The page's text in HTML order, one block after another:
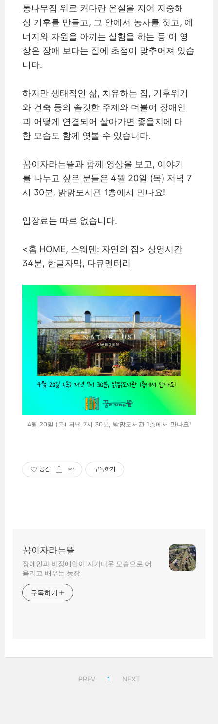
통나무집 위로 커다란 온실을 지어 지중해
성 기후를 만들고, 그 안에서 농사를 짓고, 에
너지와 자원을 아끼는 실험을 하는 등 이 영
상은 장애 보다는 집에 초점이 맞추어져 있습
니다.
하지만 생태적인 삶, 치유하는 집, 기후위기
와 건축 등의 솔깃한 주제와 더불어 장애인
과 어떻게 연결되어 살아가면 좋을지에 대
한 모습도 함께 엿볼 수 있습니다.
꿈이자라는뜰과 함께 영상을 보고, 이야기
를 나누고 싶은 분들은 4월 20일 (목) 저녁 7
시 30분, 밝맑도서관 1층에서 만나요!
입장료는 따로 없습니다.
<홈 HOME, 스웨덴: 자연의 집> 상영시간
34분, 한글자막, 다큐멘터리
4월 20일 (목) 저녁 7시 30분, 밝맑도서관 1층에서 만나요!
공감 구독하기
꿈이자라는뜰
장애인과 비장애인이 자기다운 모습으로 어
울리고 배우는 농장
구독하기
PREV 1 NEXT